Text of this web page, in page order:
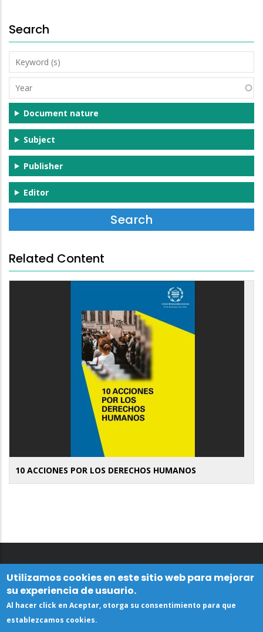
Search
Keyword
(s)
Year
Document nature
Subject
Publisher
Editor
Related Content
10 ACCIONES POR LOS DERECHOS HUMANOS
Utilizamos cookies en este sitio web para mejorar
su experiencia de usuario.
Al hacer click en Aceptar, otorga su consentimiento para que
establezcamos cookies.